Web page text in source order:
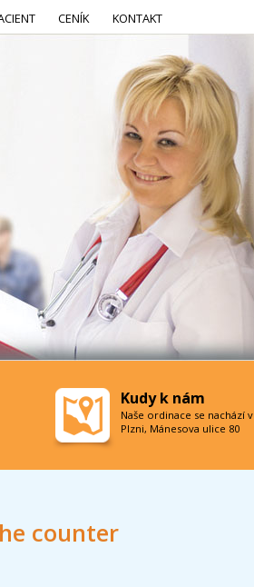
counter
CENÍK KONTAKT
Kudy k nám
Naše ordinace se nachází v
Plzni, Mánesova ulice 80